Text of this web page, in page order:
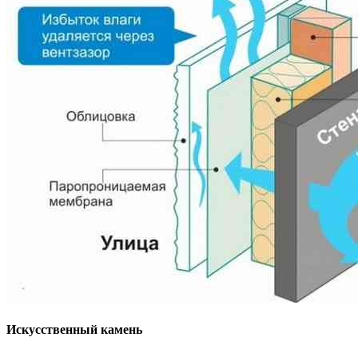
Искусственный камень